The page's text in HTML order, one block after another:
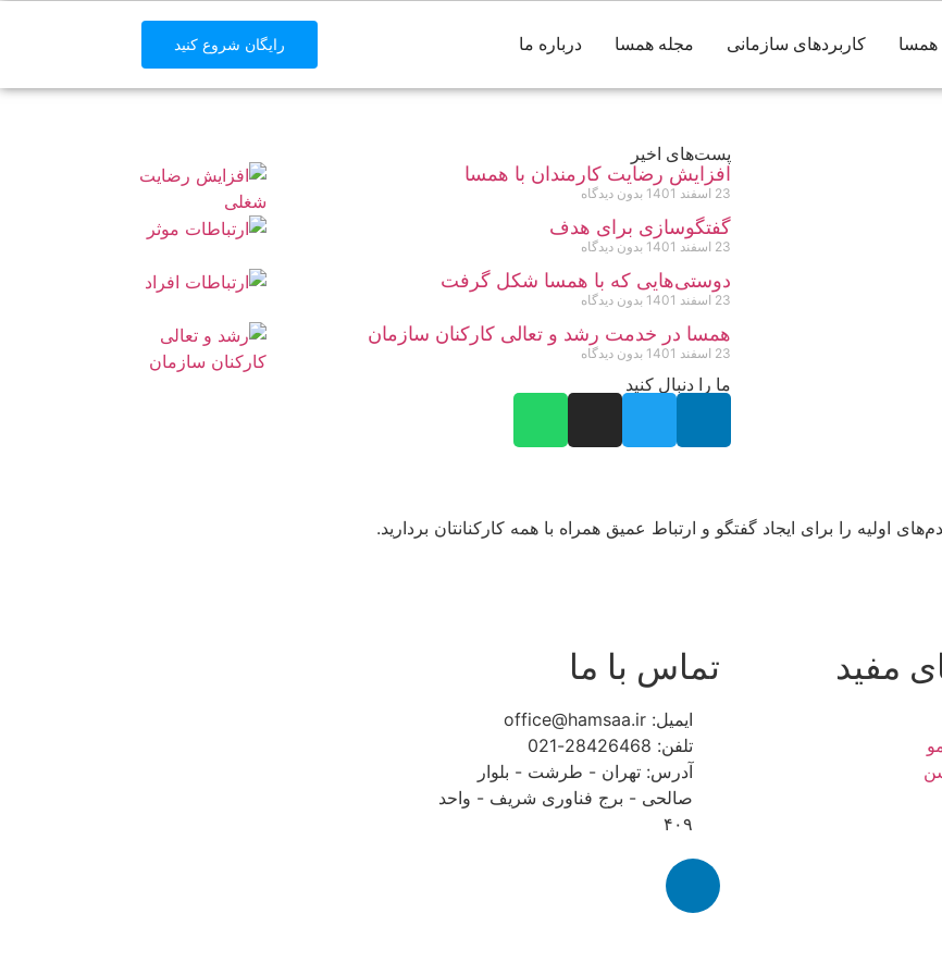
کاربردهای سازمانی مجله همسا درباره ما رایگان شروع کنید
پست‌های اخیر
افزایش رضایت کارمندان با همسا
23 اسفند 1401 بدون دیدگاه
گفتگوسازی برای هدف
23 اسفند 1401 بدون دیدگاه
دوستی‌هایی که با همسا شکل گرفت
23 اسفند 1401 بدون دیدگاه
همسا در خدمت رشد و تعالی کارکنان سازمان
23 اسفند 1401 بدون دیدگاه
ما را دنبال کنید
مفید تماس با ما
ایمیل: office@hamsaa.ir
تلفن: 28426468-021
آدرس: تهران - طرشت - بلوار
صالحی - برج فناوری شریف - واحد
۴۰۹